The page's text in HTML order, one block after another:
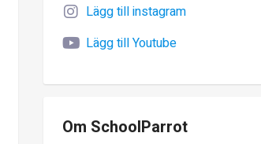
Lägg till instagram
Lägg till Youtube
Om SchoolParrot